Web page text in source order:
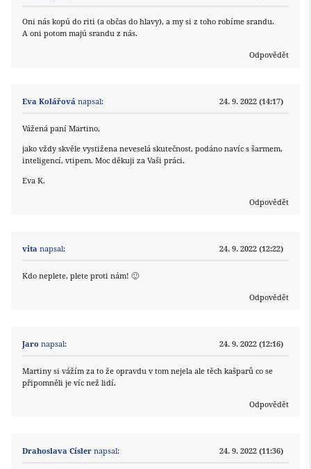
Oni nás kopú do riti (a občas do hlavy), a my si z toho robíme srandu.
A oni potom majú srandu z nás.
Odpovědět
Eva Kolářová napsal: 24. 9. 2022 (14:17)
Vážená paní Martino,
jako vždy skvěle vystižena neveselá skutečnost, podáno navíc s šarmem,
inteligencí, vtipem. Moc děkuji za Vaši práci.
Eva K.
Odpovědět
vita napsal: 24. 9. 2022 (12:22)
Kdo neplete, plete proti nám! 🙂
Odpovědět
Jaro napsal: 24. 9. 2022 (12:16)
Martiny si vážím za to že opravdu v tom nejela ale těch kašparů co se
připomněli je víc než lidí.
Odpovědět
Drahoslava Císler napsal: 24. 9. 2022 (11:36)